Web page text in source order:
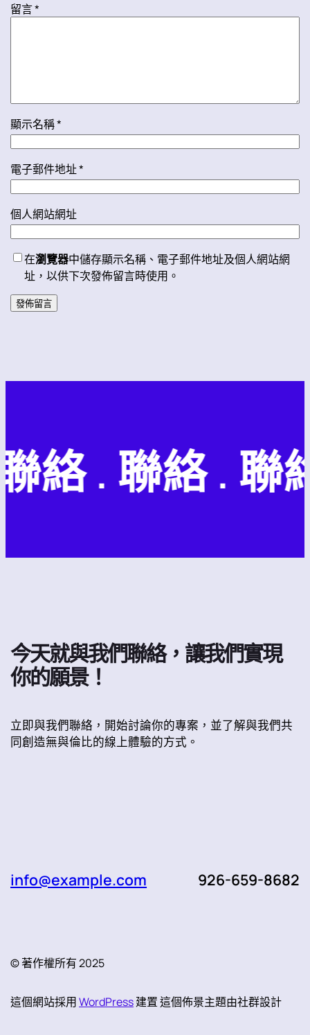
留言*
顯示名稱*
電子郵件地址*
個人網站網址
在瀏覽器中儲存顯示名稱、電子郵件地址及個人網站網
址，以供下次發佈留言時使用。
絡 . 聯絡 . 聯
今天就與我們聯絡，讓我們實現
你的願景！
立即與我們聯絡，開始討論你的專案，並了解與我們共
同創造無與倫比的線上體驗的方式。
info@example.com 926-659-8682
© 著作權所有 2025
這個網站採用WordPress建置 這個佈景主題由社群設計